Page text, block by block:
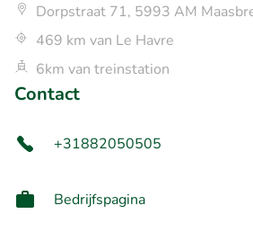
Dorpstraat 71, 5993 AM
469 km van Le Havre
6km van treinstation
Contact
+31882050505
Bedrijfspagina